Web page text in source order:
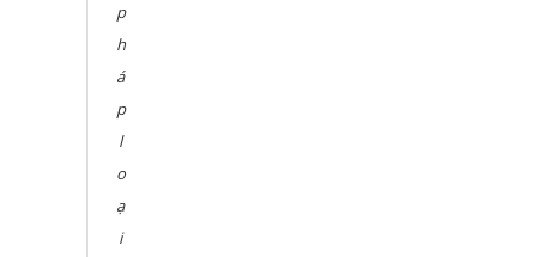
p
h
á
p
l
o
ạ
i